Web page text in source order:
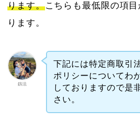
ります。こちらも最低限の項
ります。
釼法
下記には特定商取引
ポリシーについてわ
しておりますので是
さい。